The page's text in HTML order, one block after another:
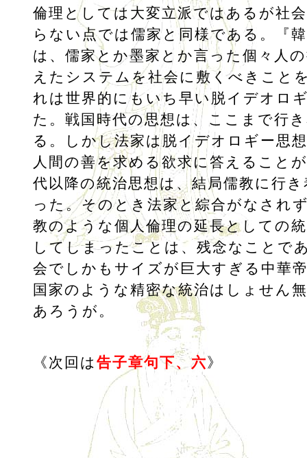
倫理としては大変立派ではあるが社
らない点では儒家と同様である。『
は、儒家とか墨家とか言った個々人
えたシステムを社会に敷くべきこと
れは世界的にもいち早い脱イデオロ
た。戦国時代の思想は、ここまで行
る。しかし法家は脱イデオロギー思
人間の善を求める欲求に答えること
代以降の統治思想は、結局儒教に行
った。そのとき法家と綜合がなされ
教のような個人倫理の延長としての
してしまったことは、残念なことで
会でしかもサイズが巨大すぎる中華
国家のような精密な統治はしょせん
あろうが。
《次回は 告子章句下、六》